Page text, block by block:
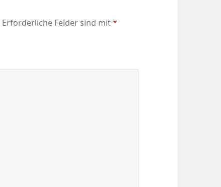
Erforderliche Felder sind mit*